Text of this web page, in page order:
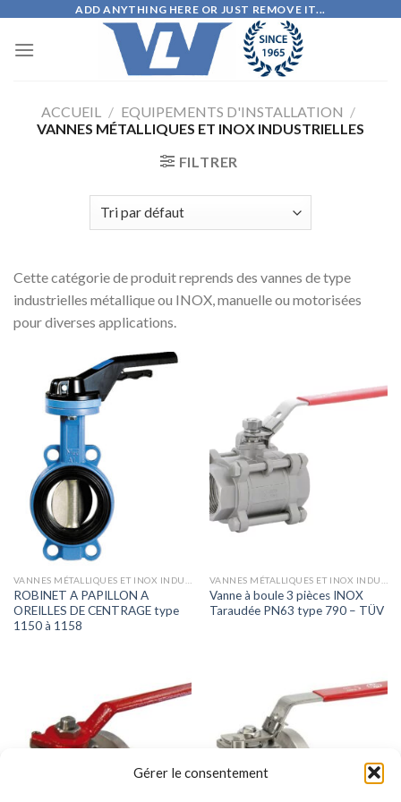
Gérer le consentement
content
ADD ANYTHING HERE OR JUST REMOVE IT...
ACCUEIL / EQUIPEMENTS D'INSTALLATION /
VANNES MÉTALLIQUES ET INOX INDUSTRIELLES
FILTRER
Cette catégorie de produit reprends des vannes de type
industrielles métallique ou INOX, manuelle ou motorisées
pour diverses applications.
ROBINET A PAPILLON A
OREILLES DE CENTRAGE type
1150 à 1158
Vanne à boule 3 pièces INOX
Taraudée PN63 type 790 – TÜV